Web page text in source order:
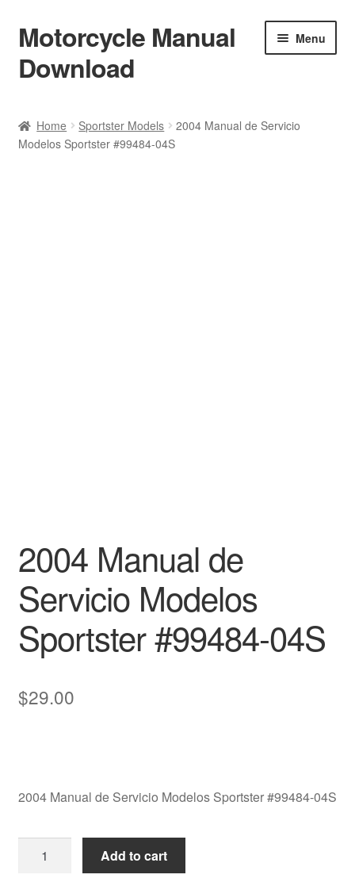
Skip
to
navigation
Skip
to
content
Motorcycle Manual
Download
Menu
Shop
Home Sportster Models
2004 Manual de Servicio
Modelos Sportster #99484-04S
2004 Manual de
Servicio Modelos
Sportster #99484-04S
$29.00
2004 Manual de Servicio Modelos Sportster #99484-04S
2004
Add to cart